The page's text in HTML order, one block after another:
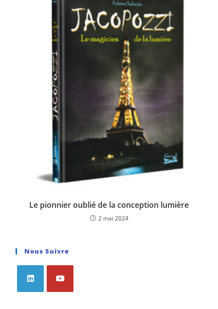
Le pionnier oublié de la conception lumière
2 mai 2024
Nous Suivre